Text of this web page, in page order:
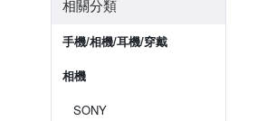
相關分類
手機/相機/耳機/穿戴
相機
SONY